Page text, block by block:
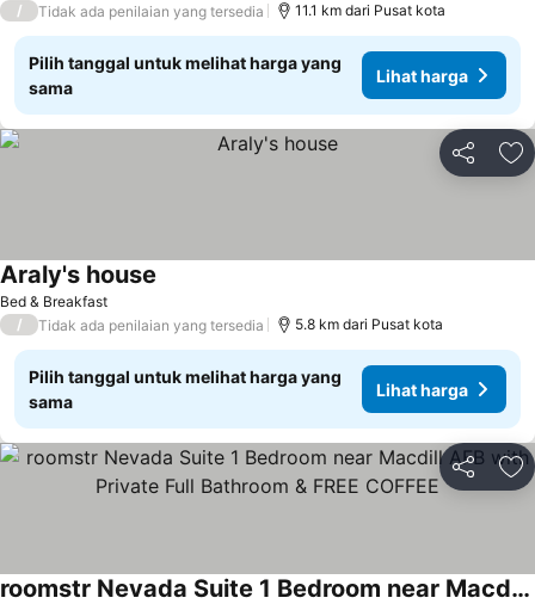
/ Tidak ada penilaian yang tersedia 11.1 km dari Pusat kota
Pilih tanggal untuk melihat harga yang
sama
Lihat harga
Bagikan
Bed & Breakfast
Araly's house
/ Tidak ada penilaian yang tersedia 5.8 km dari Pusat kota
Pilih tanggal untuk melihat harga yang
sama
Lihat harga
Bagikan
roomstr Nevada Suite 1 Bedroom near Macdill AFB with Private Full Bathroom & FREE COFFEE